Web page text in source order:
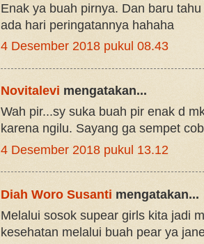
Enak ya buah pirnya. Dan baru
ada hari peringatannya hahaha
4 Desember 2018 pukul 08.43
Novitalevi mengatakan...
Wah pir...sy suka buah pir enak d
karena ngilu. Sayang ga sempet
4 Desember 2018 pukul 13.12
Diah Woro Susanti mengatakan...
Melalui sosok supear girls kita jadi
kesehatan melalui buah pear ya